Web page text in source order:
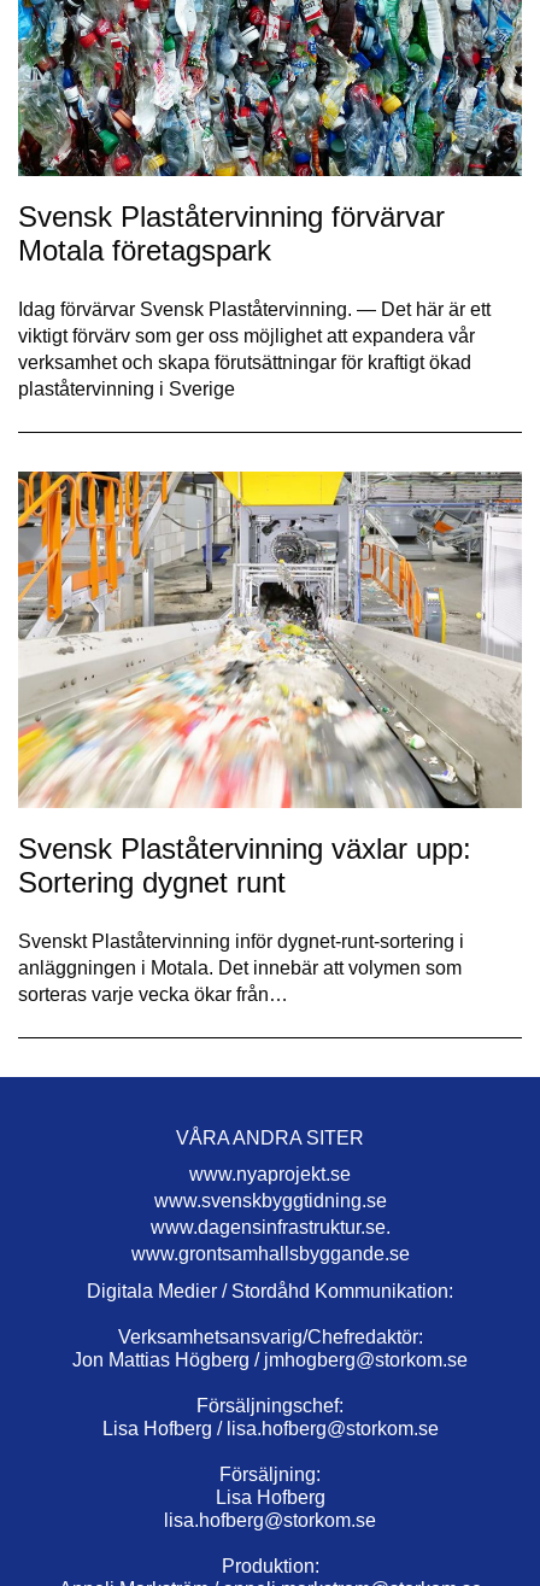
Svensk Plaståtervinning förvärvar
Motala företagspark
Idag förvärvar Svensk Plaståtervinning. — Det här är ett
viktigt förvärv som ger oss möjlighet att expandera vår
verksamhet och skapa förutsättningar för kraftigt ökad
plaståtervinning i Sverige
Svensk Plaståtervinning växlar upp:
Sortering dygnet runt
Svenskt Plaståtervinning inför dygnet-runt-sortering i
anläggningen i Motala. Det innebär att volymen som
sorteras varje vecka ökar från…
VÅRA ANDRA SITER
www.nyaprojekt.se
www.svenskbyggtidning.se
www.dagensinfrastruktur.se.
www.grontsamhallsbyggande.se
Digitala Medier / Stordåhd Kommunikation:
Verksamhetsansvarig/Chefredaktör:
Jon Mattias Högberg / jmhogberg@storkom.se
Försäljningschef:
Lisa Hofberg / lisa.hofberg@storkom.se
Försäljning:
Lisa Hofberg
lisa.hofberg@storkom.se
Produktion: